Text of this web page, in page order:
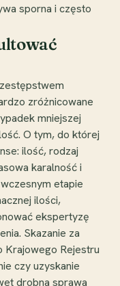
sporna i często
zróżnicowane
mniejszej
O tym, do której
ilość, rodzaj
karalność i
etapie
ilości,
ekspertyzę
Skazanie za
Rejestru
czy uzyskanie
drobna sprawa